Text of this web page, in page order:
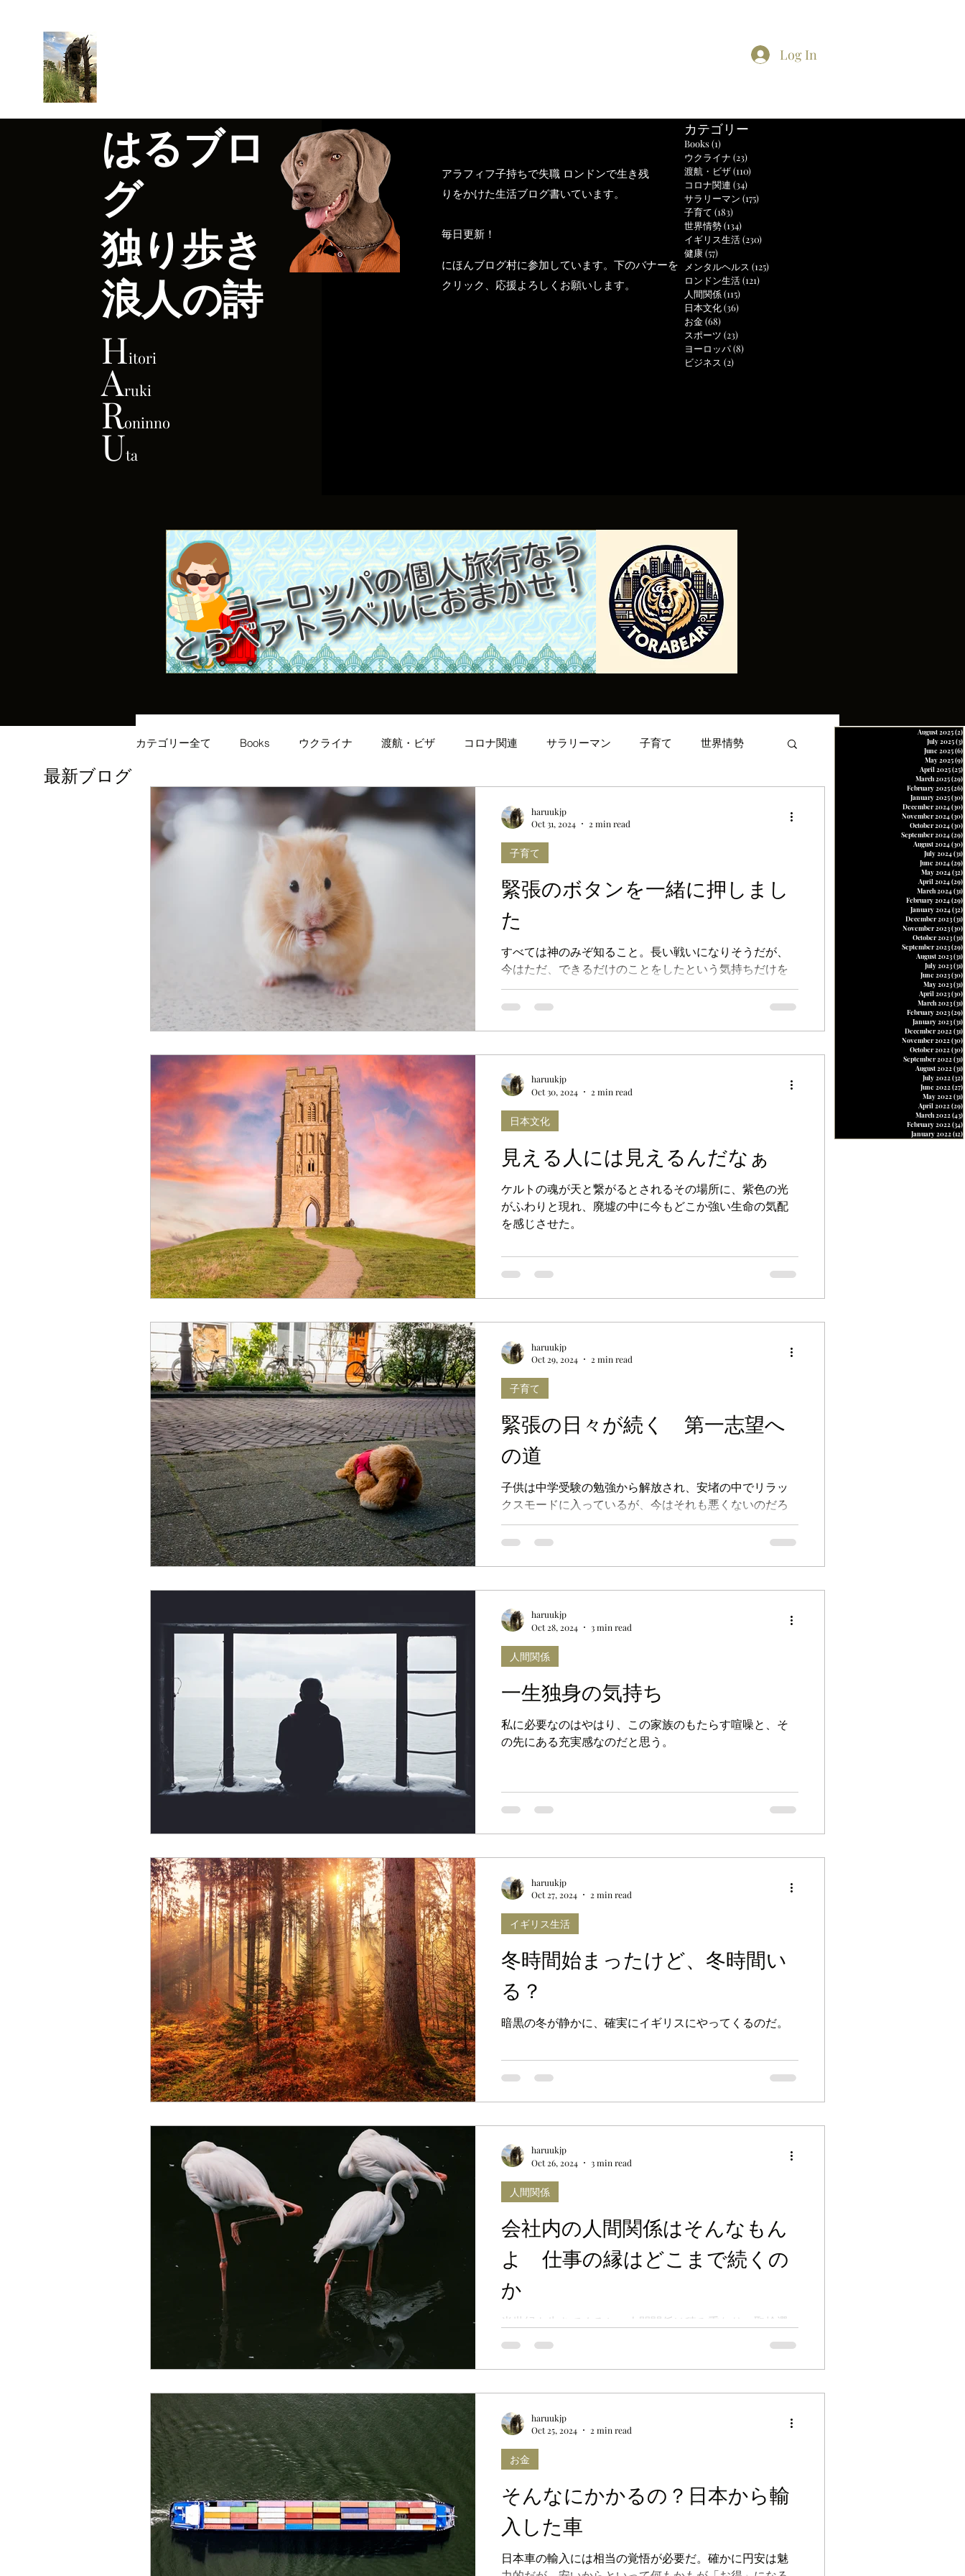
About Contact
Log In
はるブロ
グ
独り歩き
浪人の詩
Hitori
Aruki
Roninno
Uta
カテゴリー
アラフィフ子持ちで失職 ロンドンで生き残
りをかけた生活ブログ書いています。
毎日更新！
にほんブログ村に参加しています。下のバナーを
クリック、応援よろしくお願いします。
Books (1)
ウクライナ (23)
渡航・ビザ (110)
コロナ関連 (34)
サラリーマン (175)
子育て (183)
世界情勢 (134)
イギリス生活 (230)
健康 (57)
メンタルヘルス (125)
ロンドン生活 (121)
人間関係 (115)
日本文化 (36)
お金 (68)
スポーツ (23)
ヨーロッパ (8)
ビジネス (2)
カテゴリー全て Books ウクライナ 渡航・ビザ コロナ関連 サラリーマン 子育て 世界情勢
イギリス生活 健康 メンタルヘルス ロンドン生活
ヨーロッパ ビジネス
緊張のボタンを一緒に押しまし
た
すべては神のみぞ知ること。長い戦いになりそうだが、
今はただ、できるだけのことをしたという気持ちだけを
持ち続けようと思う。
子育て
haruukjp
Oct 31, 2024
2 min read
見える人には見えるんだなぁ
ケルトの魂が天と繋がるとされるその場所に、紫色の光
がふわりと現れ、廃墟の中に今もどこか強い生命の気配
を感じさせた。
日本文化
haruukjp
Oct 30, 2024
2 min read
緊張の日々が続く 第一志望へ
の道
子供は中学受験の勉強から解放され、安堵の中でリラッ
クスモードに入っているが、今はそれも悪くないのだろ
う。一方、親にとってはまだしばらく、緊張の続く日々
が待っている。
子育て
haruukjp
Oct 29, 2024
2 min read
一生独身の気持ち
私に必要なのはやはり、この家族のもたらす喧噪と、そ
の先にある充実感なのだと思う。
人間関係
haruukjp
Oct 28, 2024
3 min read
冬時間始まったけど、冬時間い
る？
暗黒の冬が静かに、確実にイギリスにやってくるのだ。
イギリス生活
haruukjp
Oct 27, 2024
2 min read
会社内の人間関係はそんなもん
よ 仕事の縁はどこまで続くの
か
半世紀も生きてくると、人間関係は積み重なり、取捨選
択が必要になる。自分の人生の残り時間は有限だ。何か
人間関係
haruukjp
Oct 26, 2024
3 min read
そんなにかかるの？日本から輸
入した車
日本車の輸入には相当の覚悟が必要だ。確かに円安は魅
お金
haruukjp
Oct 25, 2024
2 min read
最新ブログ
August 2025(2)
July 2025(3)
June 2025(6)
May 2025(9)
April 2025(25)
March 2025(29)
February 2025(26)
January 2025(30)
December 2024(30)
November 2024(30)
October 2024(30)
September 2024(29)
August 2024(30)
July 2024(31)
June 2024(29)
May 2024(32)
April 2024(29)
March 2024(31)
February 2024(29)
January 2024(32)
December 2023(31)
November 2023(30)
October 2023(31)
September 2023(29)
August 2023(31)
July 2023(31)
June 2023(30)
May 2023(31)
April 2023(30)
March 2023(31)
February 2023(29)
January 2023(31)
December 2022(31)
November 2022(30)
October 2022(30)
September 2022(31)
August 2022(31)
July 2022(32)
June 2022(27)
May 2022(31)
April 2022(29)
March 2022(43)
February 2022(34)
January 2022(12)